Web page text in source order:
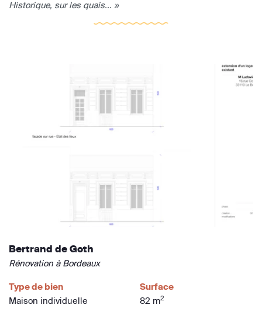
Historique, sur les quais... »
Bertrand de Goth
Rénovation à Bordeaux
Type de bien
Maison individuelle
Surface
82 m2